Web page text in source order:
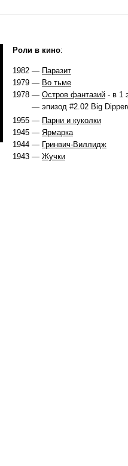
Роли в кино:
1982 — Паразит
1979 — Во тьме
1978 — Остров фантазий - в 1
— эпизод #2.02 Big
1955 — Парни и куколки
1945 — Ярмарка
1944 — Гринвич-Виллидж
1943 — Жучки